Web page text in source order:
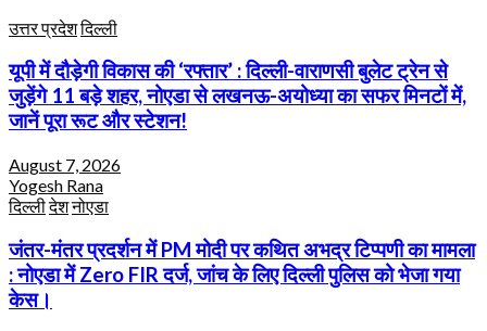
उत्तर प्रदेशदिल्ली
यूपी में दौड़ेगी विकास की ‘रफ्तार’ : दिल्ली-वाराणसी बुलेट ट्रेन से
जुड़ेंगे 11 बड़े शहर, नोएडा से लखनऊ-अयोध्या का सफर मिनटों में,
जानें पूरा रूट और स्टेशन!
August 7, 2026
Yogesh Rana
दिल्लीदेशनोएडा
जंतर-मंतर प्रदर्शन में PM मोदी पर कथित अभद्र टिप्पणी का मामला
: नोएडा में Zero FIR दर्ज, जांच के लिए दिल्ली पुलिस को भेजा गया
केस।